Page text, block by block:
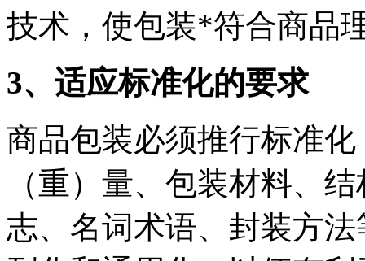
技术，使包装*符合商品
3、适应标准化的要求
商品包装必须推行标准
（重）量、包装材料、
志、名词术语、封装方